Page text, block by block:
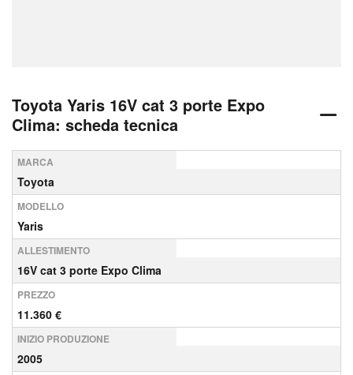
Toyota Yaris 16V cat 3 porte Expo
Clima: scheda tecnica
MARCA
Toyota
MODELLO
Yaris
ALLESTIMENTO
16V cat 3 porte Expo Clima
PREZZO
11.360 €
INIZIO PRODUZIONE
2005